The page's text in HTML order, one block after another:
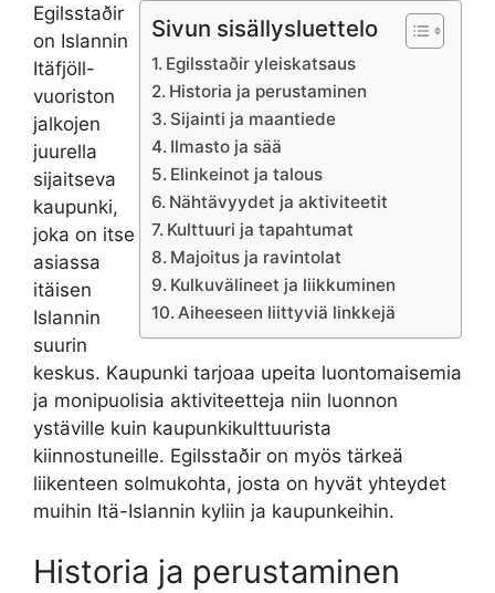
Sivun sisällysluettelo
Egilsstaðir yleiskatsaus
Historia ja perustaminen
Sijainti ja maantiede
Ilmasto ja sää
Elinkeinot ja talous
Nähtävyydet ja aktiviteetit
Kulttuuri ja tapahtumat
Majoitus ja ravintolat
Kulkuvälineet ja liikkuminen
Aiheeseen liittyviä linkkejä
Egilsstaðir
on Islannin
Itäfjöll-
vuoriston
jalkojen
juurella
sijaitseva
kaupunki,
joka on itse
asiassa
itäisen
Islannin
suurin
keskus. Kaupunki tarjoaa upeita luontomaisemia
ja monipuolisia aktiviteetteja niin luonnon
ystäville kuin kaupunkikulttuurista
kiinnostuneille. Egilsstaðir on myös tärkeä
liikenteen solmukohta, josta on hyvät yhteydet
muihin Itä-Islannin kyliin ja kaupunkeihin.
Historia ja perustaminen